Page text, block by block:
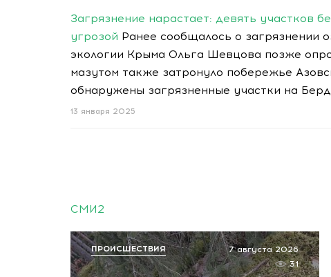
Загрязнение нарастает: девять участков
угрозой Ранее сообщалось о загрязнении
экологии Крыма Ольга Шевцова позже
мазутом также затронуло побережье
обнаружены загрязненные участки на
13 января 2025
СМИ2
7 августа 2026
31
ПРОИСШЕСТВИЯ